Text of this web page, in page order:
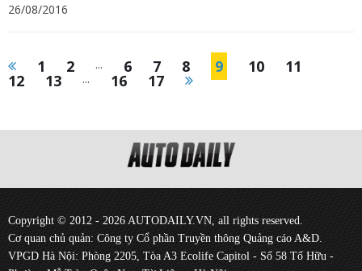
26/08/2016
1 2 ... 6 7 8 9 10 11
12 13 ... 16 17
Copyright © 2012 - 2026 AUTODAILY.VN, all rights reserved.
Cơ quan chủ quản: Công ty Cổ phần Truyền thông Quảng cáo A&D.
VPGD Hà Nội: Phòng 2205, Tòa A3 Ecolife Capitol - Số 58 Tố Hữu -